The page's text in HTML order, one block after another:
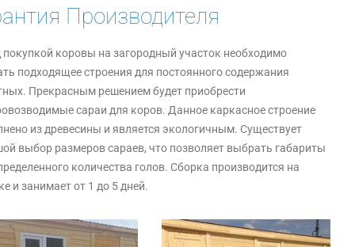
Производителя
покупкой коровы на загородный участок необходимо
подходящее строения для постоянного содержания
Прекрасным решением будет приобрести
сараи для коров. Данное каркасное строение
из древесины и является экологичным. Существует
выбор размеров сараев, что позволяет выбрать габариты
количества голов. Сборка производится на
и занимает от 1 до 5 дней.